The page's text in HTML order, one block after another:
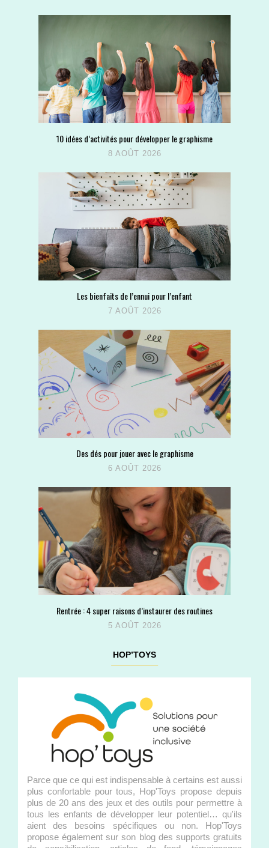
10 idées d’activités pour développer le graphisme
8 AOÛT 2026
Les bienfaits de l’ennui pour l’enfant
7 AOÛT 2026
Des dés pour jouer avec le graphisme
6 AOÛT 2026
Rentrée : 4 super raisons d’instaurer des routines
5 AOÛT 2026
HOP’TOYS
Parce que ce qui est indispensable à certains est aussi
plus confortable pour tous, Hop'Toys propose depuis
plus de 20 ans des jeux et des outils pour permettre à
tous les enfants de développer leur potentiel… qu'ils
aient des besoins spécifiques ou non. Hop'Toys
propose également sur son blog des supports gratuits